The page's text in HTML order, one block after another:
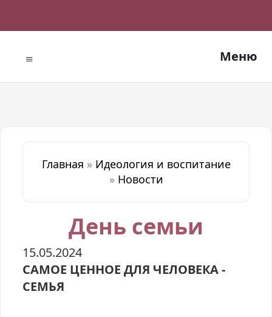
Меню
Главная » Идеология и воспитание
» Новости
День семьи
15.05.2024
САМОЕ ЦЕННОЕ ДЛЯ ЧЕЛОВЕКА -
СЕМЬЯ